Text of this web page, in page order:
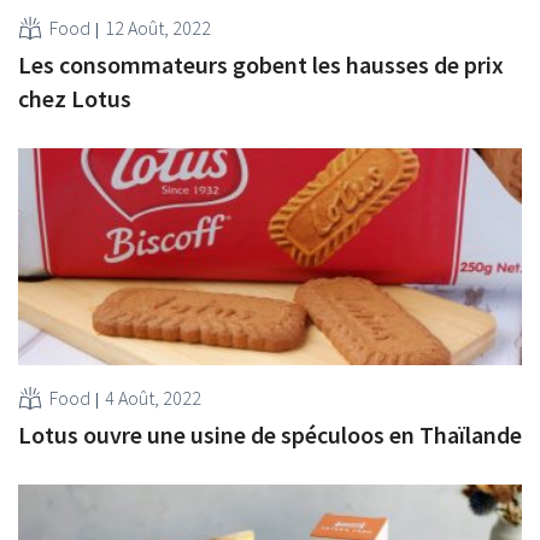
Food 12 Août, 2022
Les consommateurs gobent les hausses de prix
chez Lotus
Food 4 Août, 2022
Lotus ouvre une usine de spéculoos en Thaïlande